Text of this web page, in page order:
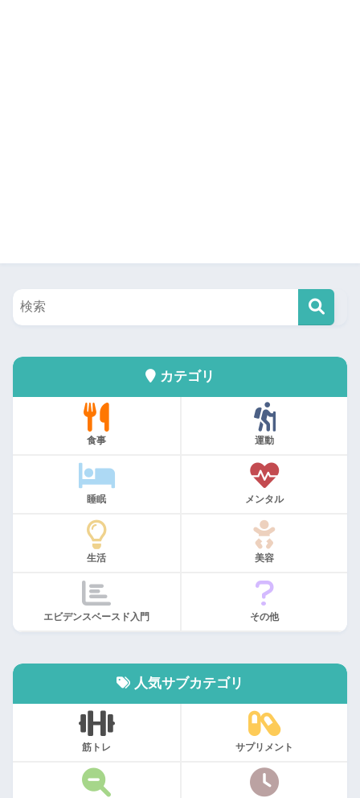
カテゴリ
食事 運動
睡眠 メンタル
生活 美容
エビデンスベースド入門 その他
人気サブカテゴリ
筋トレ サプリメント